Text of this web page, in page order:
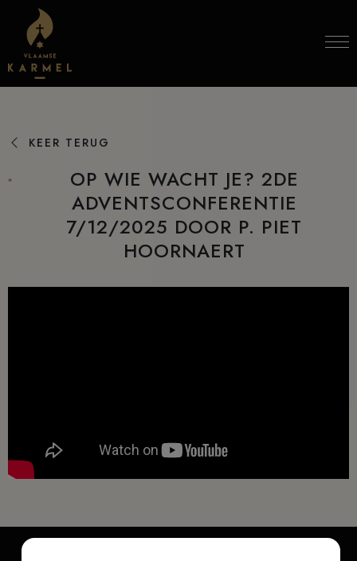
Skip to content
KEER TERUG
OP WIE WACHT JE? 2DE
ADVENTSCONFERENTIE
7/12/2025 DOOR P. PIET
HOORNAERT